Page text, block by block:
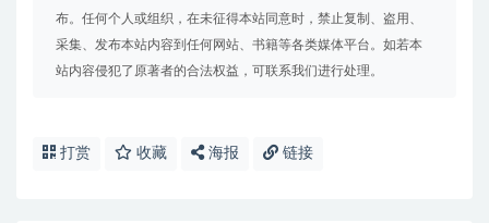
布。任何个人或组织，在未征得本站同意时，禁止复制、盗用、
采集、发布本站内容到任何网站、书籍等各类媒体平台。如若本
站内容侵犯了原著者的合法权益，可联系我们进行处理。
打赏 收藏 海报 链接